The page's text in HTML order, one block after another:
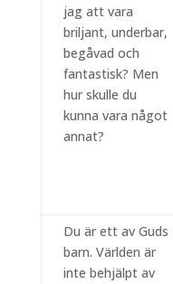
jag att vara
briljant, underbar,
begåvad och
fantastisk? Men
hur skulle du
kunna vara något
annat?
Du är ett av Guds
barn. Världen är
inte behjälpt av